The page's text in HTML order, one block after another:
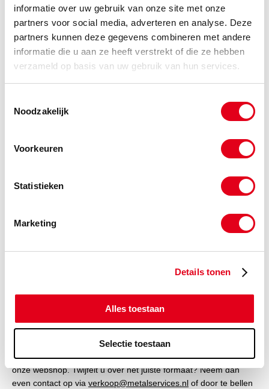
informatie over uw gebruik van onze site met onze
partners voor social media, adverteren en analyse. Deze
partners kunnen deze gegevens combineren met andere
informatie die u aan ze heeft verstrekt of die ze hebben
verzameld op basis van uw gebruik van hun services.
Noodzakelijk
Voorkeuren
Statistieken
Marketing
Details tonen
Alles toestaan
Selectie toestaan
KOKPR095.3W Kokerplug 095.3x12.7 wit
Kokerplug 100.0x12.5 wit
wordt namelijk veelvuldig toegepast bij kartonnen poster- of
gaten. Deze witte kokerplug zonder greep is in diverse
diameters verkrijgbaar. Raadpleeg de handige maattabel voor
alle afmetingen en bestel uw kokerplug vervolgens al per stuk in
onze webshop. Twijfelt u over het juiste formaat? Neem dan
even contact op via verkoop@metalservices.nl of door te bellen